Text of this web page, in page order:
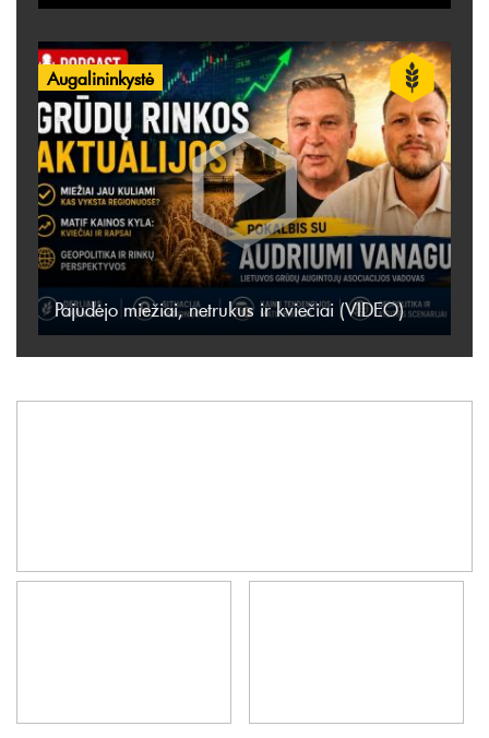
Augalininkystė
Pajudėjo miežiai, netrukus ir kviečiai (VIDEO)